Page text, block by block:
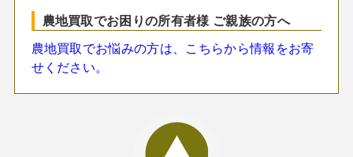
農地買取でお困りの所有者様 ご親族の方へ
農地買取でお悩みの方は、こちらから情報をお寄
せください。